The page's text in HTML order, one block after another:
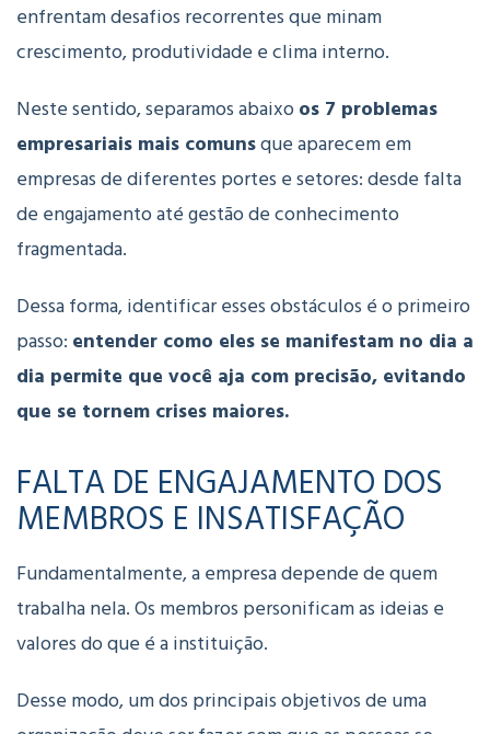
enfrentam desafios recorrentes que minam
crescimento, produtividade e clima interno.
Neste sentido, separamos abaixoos 7 problemas
empresariais mais comunsque aparecem em
empresas de diferentes portes e setores: desde falta
de engajamento até gestão de conhecimento
fragmentada.
Dessa forma, identificar esses obstáculos é o primeiro
passo: entender como eles se manifestam no dia a
dia permite que você aja com precisão, evitando
que se tornem crises maiores.
FALTA DE ENGAJAMENTO DOS
MEMBROS E INSATISFAÇÃO
Fundamentalmente, a empresa depende de quem
trabalha nela. Os membros personificam as ideias e
valores do que é a instituição.
Desse modo, um dos principais objetivos de uma